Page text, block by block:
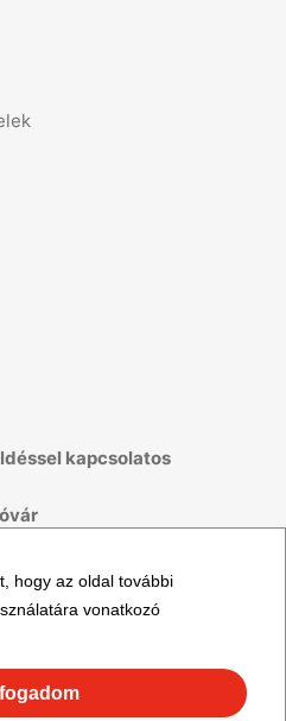
hogy az oldal további
vonatkozó
kapcsolatos